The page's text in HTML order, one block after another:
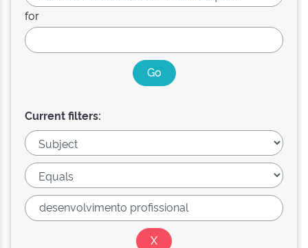
for
Current filters: